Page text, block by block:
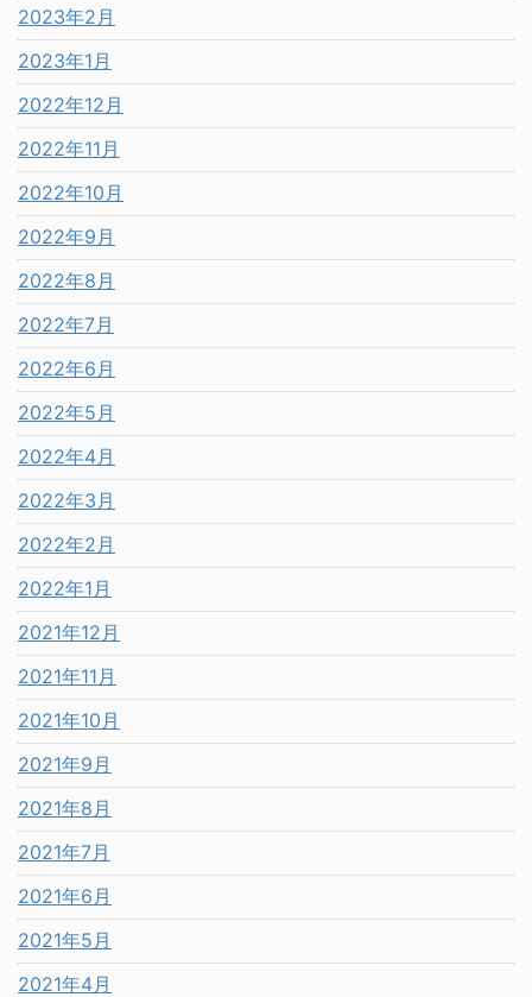
2023年2月
2023年1月
2022年12月
2022年11月
2022年10月
2022年9月
2022年8月
2022年7月
2022年6月
2022年5月
2022年4月
2022年3月
2022年2月
2022年1月
2021年12月
2021年11月
2021年10月
2021年9月
2021年8月
2021年7月
2021年6月
2021年5月
2021年4月